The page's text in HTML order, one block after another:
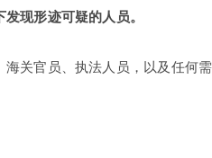
现形迹可疑的人员。
关官员、执法人员，以及任何